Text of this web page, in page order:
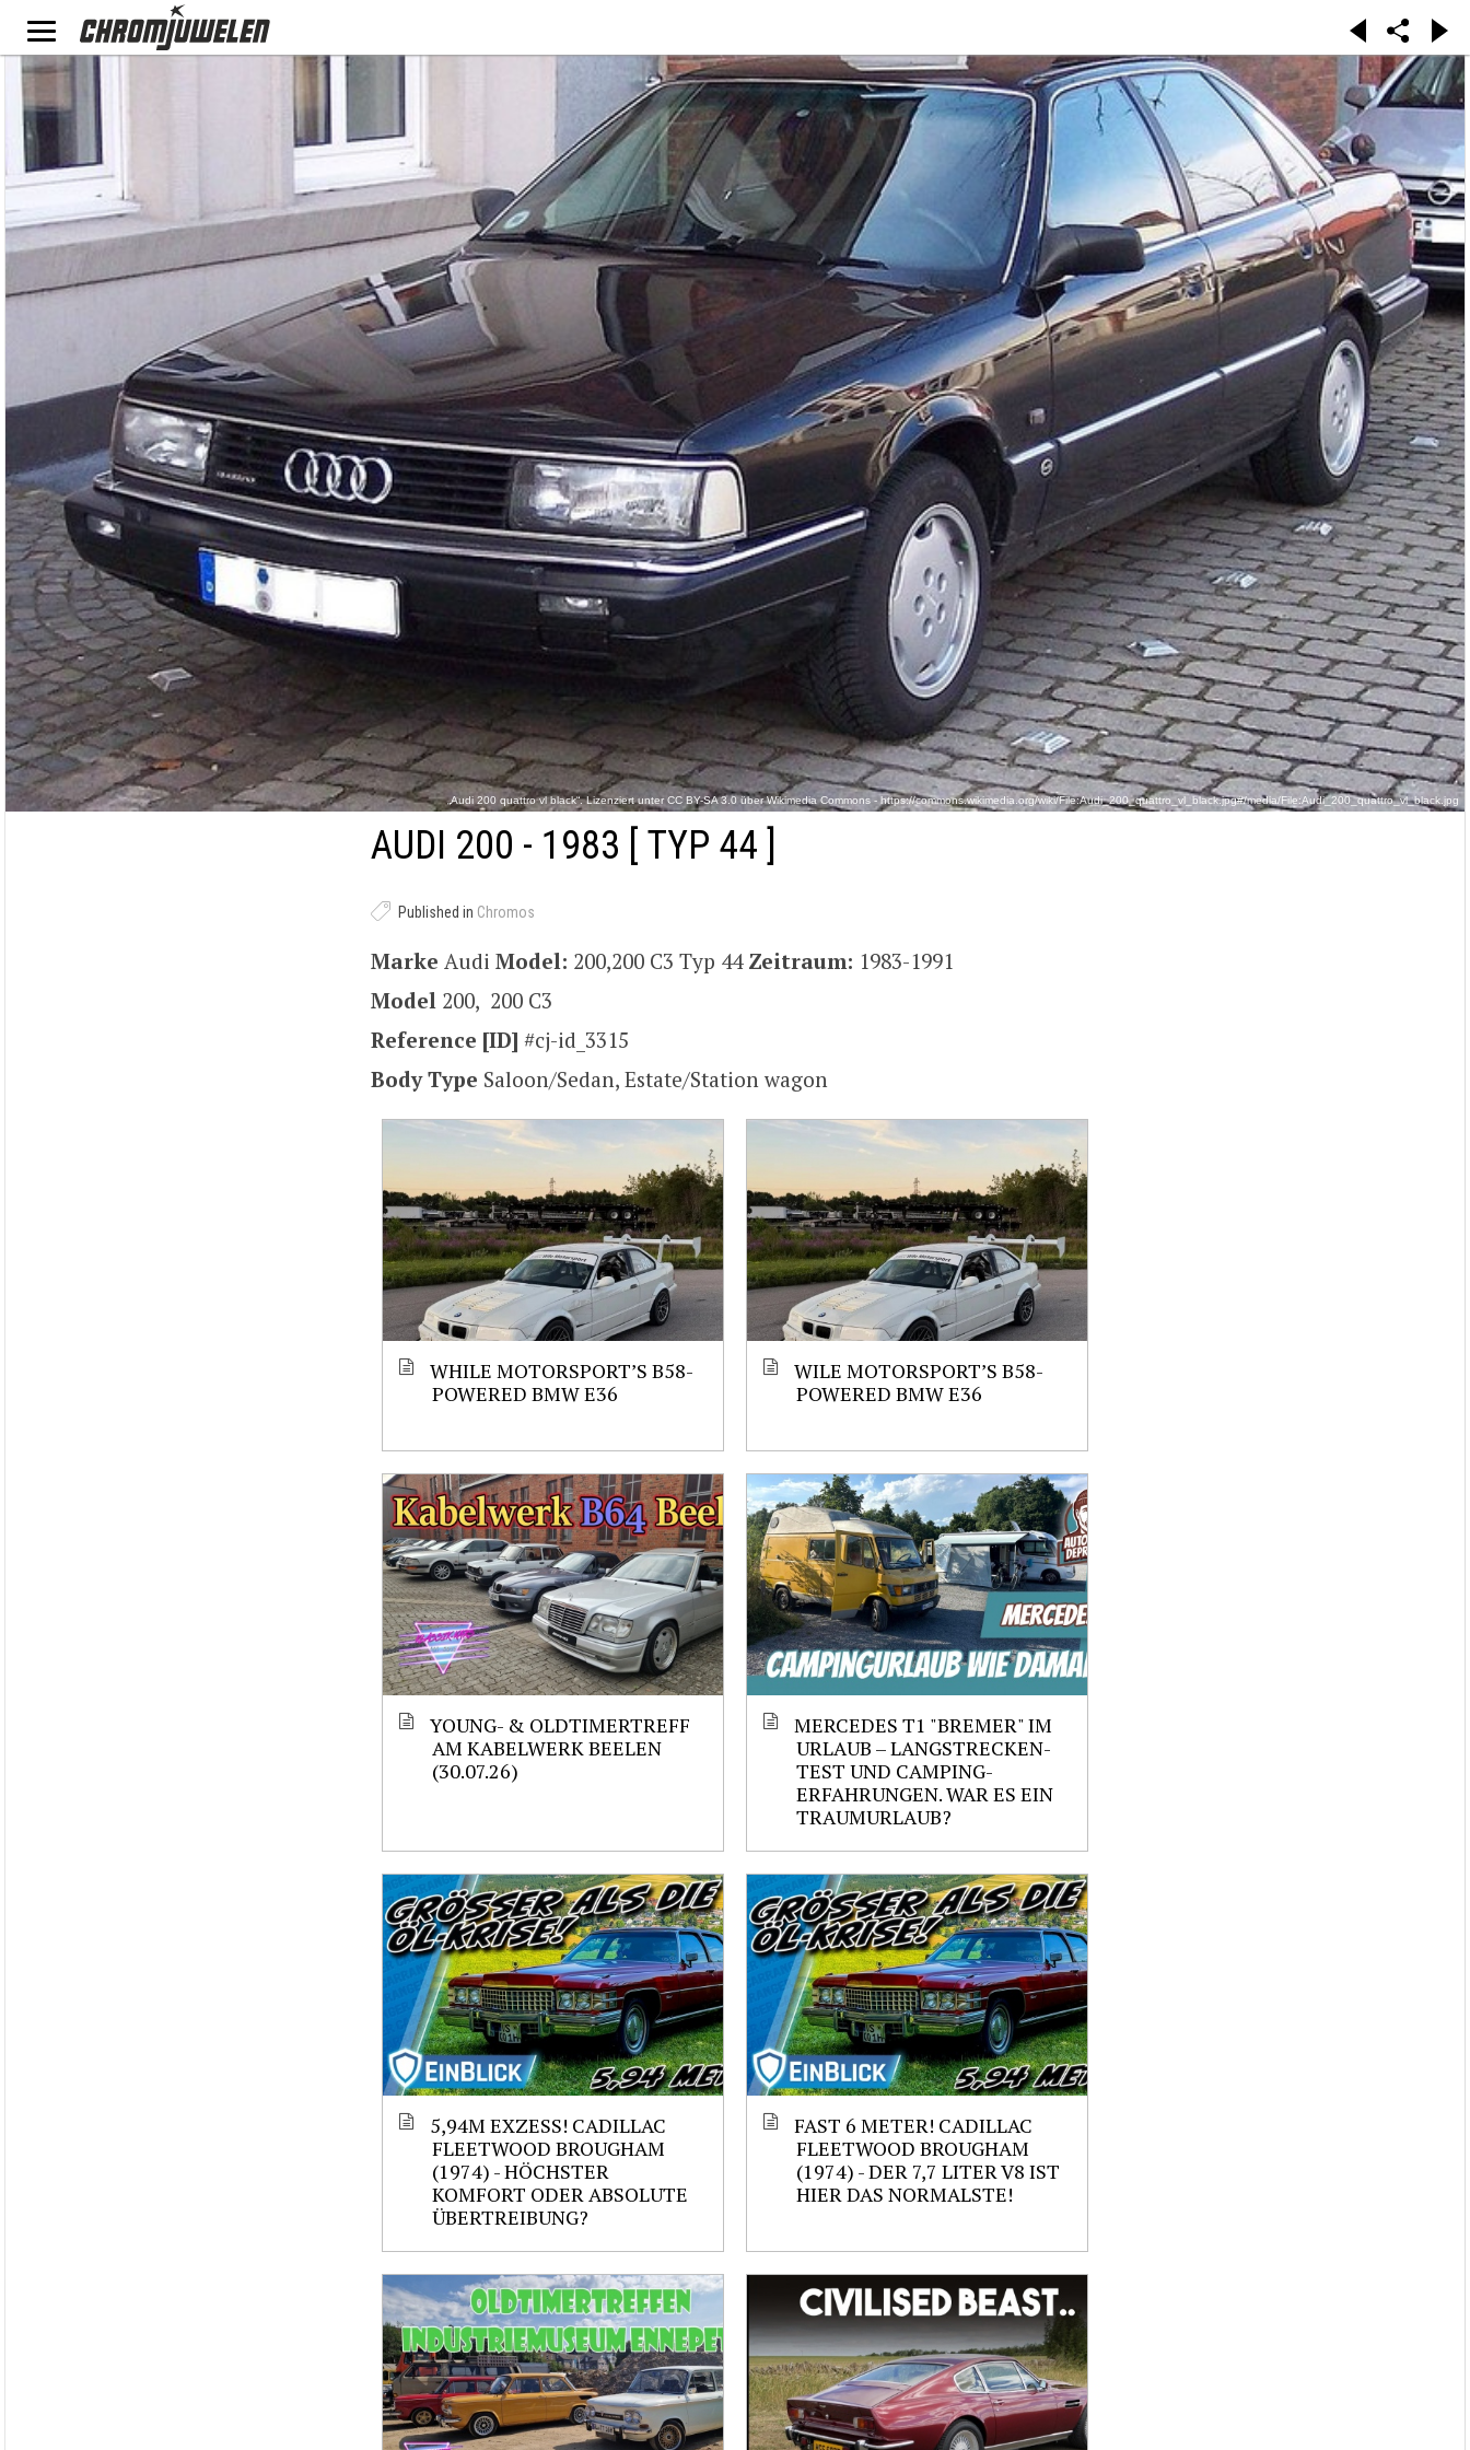
„Audi 200 quattro vl black“. Lizenziert unter CC BY-SA 3.0 über Wikimedia Commons - https://commons.wikimedia.org/wiki/File:Audi_200_quattro_vl_black.jpg#/media/File:Audi_200_quattro_vl_black.jpg
AUDI 200 - 1983 [ TYP 44 ]
Published in Chromos
Marke Audi Model: 200,200 C3 Typ 44 Zeitraum: 1983-1991
Model 200, 200 C3
Reference [ID] #cj-id_3315
Body Type Saloon/Sedan, Estate/Station wagon
WHILE MOTORSPORT’S B58-
POWERED BMW E36
WILE MOTORSPORT’S B58-
POWERED BMW E36
YOUNG- & OLDTIMERTREFF
AM KABELWERK BEELEN
(30.07.26)
MERCEDES T1 "BREMER" IM
URLAUB – LANGSTRECKEN-
TEST UND CAMPING-
ERFAHRUNGEN. WAR ES EIN
TRAUMURLAUB?
5,94M EXZESS! CADILLAC
FLEETWOOD BROUGHAM
(1974) - HÖCHSTER
KOMFORT ODER ABSOLUTE
ÜBERTREIBUNG?
FAST 6 METER! CADILLAC
FLEETWOOD BROUGHAM
(1974) - DER 7,7 LITER V8 IST
HIER DAS NORMALSTE!